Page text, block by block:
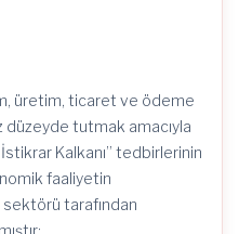
üretim, ticaret ve ödeme
düzeyde tutmak amacıyla
Kalkanı” tedbirlerinin
faaliyetin
tarafından